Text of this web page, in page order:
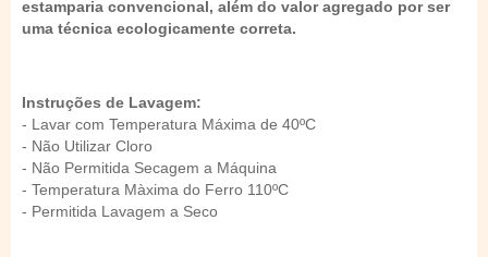
estamparia convencional, além do valor agregado por ser
uma técnica ecologicamente correta.
Instruções de Lavagem:
- Lavar com Temperatura Máxima de 40ºC
- Não Utilizar Cloro
- Não Permitida Secagem a Máquina
- Temperatura Màxima do Ferro 110ºC
- Permitida Lavagem a Seco